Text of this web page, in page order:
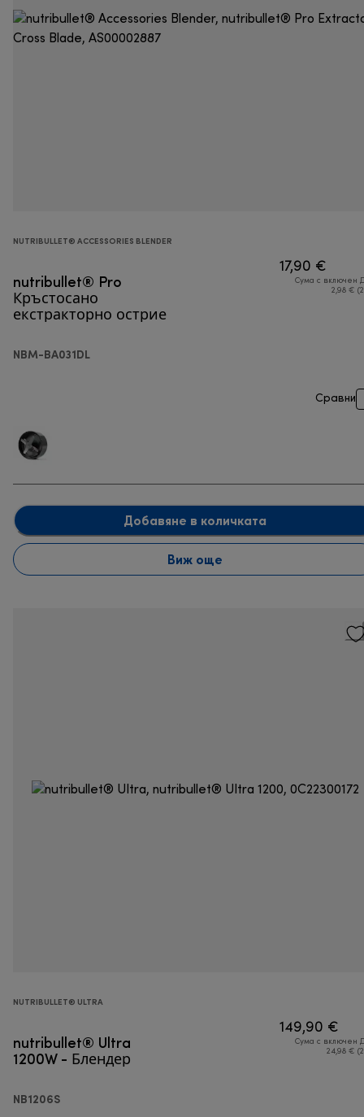
NUTRIBULLET® ACCESSORIES BLENDER
nutribullet® Pro
Кръстосано
екстракторно острие
NBM-BA031DL
17,90 €
Сума с включен
2,98 €
Сравни
Добавяне в количката
Виж още
NUTRIBULLET® ULTRA
nutribullet® Ultra
1200W - Блендер
NB1206S
149,90 €
Сума с включен
24,98 €